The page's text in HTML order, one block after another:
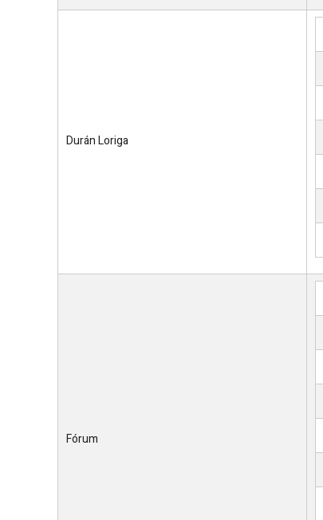
Durán Loriga
Fórum